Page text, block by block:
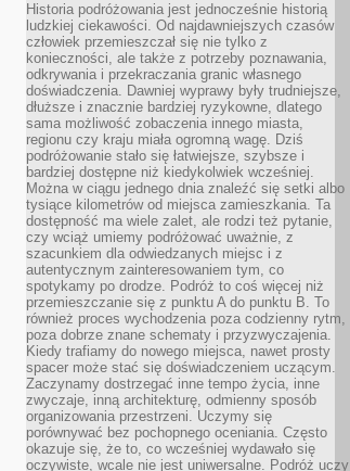
Historia podróżowania jest jednocześnie historią
ludzkiej ciekawości. Od najdawniejszych czasów
człowiek przemieszczał się nie tylko z
konieczności, ale także z potrzeby poznawania,
odkrywania i przekraczania granic własnego
doświadczenia. Dawniej wyprawy były trudniejsze,
dłuższe i znacznie bardziej ryzykowne, dlatego
sama możliwość zobaczenia innego miasta,
regionu czy kraju miała ogromną wagę. Dziś
podróżowanie stało się łatwiejsze, szybsze i
bardziej dostępne niż kiedykolwiek wcześniej.
Można w ciągu jednego dnia znaleźć się setki albo
tysiące kilometrów od miejsca zamieszkania. Ta
dostępność ma wiele zalet, ale rodzi też pytanie,
czy wciąż umiemy podróżować uważnie, z
szacunkiem dla odwiedzanych miejsc i z
autentycznym zainteresowaniem tym, co
spotykamy po drodze. Podróż to coś więcej niż
przemieszczanie się z punktu A do punktu B. To
również proces wychodzenia poza codzienny rytm,
poza dobrze znane schematy i przyzwyczajenia.
Kiedy trafiamy do nowego miejsca, nawet prosty
spacer może stać się doświadczeniem uczącym.
Zaczynamy dostrzegać inne tempo życia, inne
zwyczaje, inną architekturę, odmienny sposób
organizowania przestrzeni. Uczymy się
porównywać bez pochopnego oceniania. Często
okazuje się, że to, co wcześniej wydawało się
oczywiste, wcale nie jest uniwersalne. Podróż uczy